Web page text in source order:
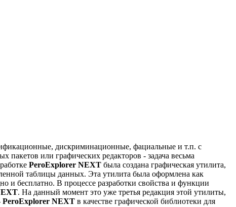
дискриминационные, фациальные и т.п. с
или графических редакторов - задача весьма
PeroExplorer NEXT была создана графическая утилита,
таблицы данных. Эта утилита была оформлена как
и бесплатно. В процессе разработки свойства и функции
. На данный момент это уже третья редакция этой утилиты,
PeroExplorer NEXT в качестве графической библиотеки для